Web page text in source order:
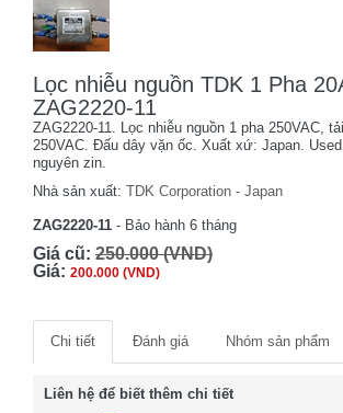
Lọc nhiễu nguồn TDK 1 Pha
ZAG2220-11
ZAG2220-11. Lọc nhiễu nguồn 1 pha 250VAC,
250VAC. Đấu dây vặn ốc. Xuất xứ: Japan.
nguyên zin.
Nhà sản xuất: TDK Corporation - Japan
ZAG2220-11 - Bảo hành 6 tháng
Giá cũ: 250.000 (VND)
Giá: 200.000 (VND)
Chi tiết Đánh giá Nhóm sản phẩm
Liên hệ để biết thêm chi tiết